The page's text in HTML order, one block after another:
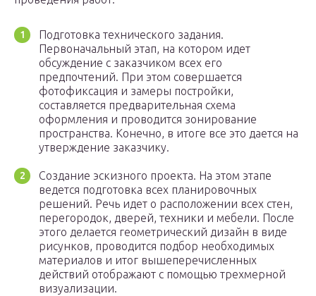
Подготовка технического задания.
Первоначальный этап, на котором идет
обсуждение с заказчиком всех его
предпочтений. При этом совершается
фотофиксация и замеры постройки,
составляется предварительная схема
оформления и проводится зонирование
пространства. Конечно, в итоге все это дается на
утверждение заказчику.
Создание эскизного проекта. На этом этапе
ведется подготовка всех планировочных
решений. Речь идет о расположении всех стен,
перегородок, дверей, техники и мебели. После
этого делается геометрический дизайн в виде
рисунков, проводится подбор необходимых
материалов и итог вышеперечисленных
действий отображают с помощью трехмерной
визуализации.